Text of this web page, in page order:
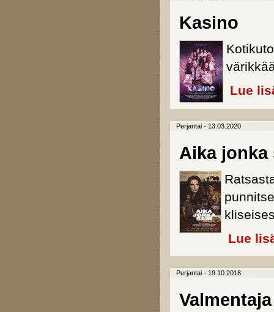
Kasino
Lue
Perjantai - 13.03.2020
Aika jonka
Lue
Perjantai - 19.10.2018
Valmentaja